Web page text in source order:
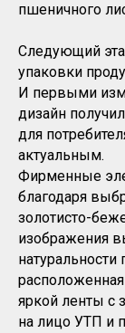
пшеничного
Следующий
упаковки
И первыми
дизайн
для
актуальным.
Фирменные
благодаря
золотисто-
изображения
яркой ленты с
на лицо УТП и